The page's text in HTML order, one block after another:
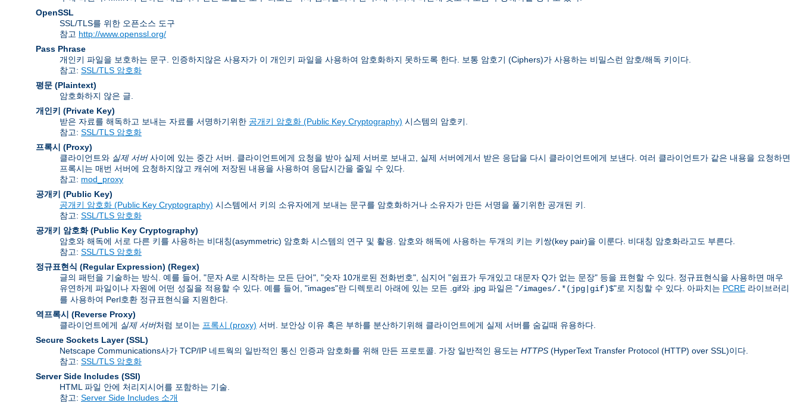
OpenSSL
SSL/TLS를 위한 오픈소스 도구
참고 http://www.openssl.org/
Pass Phrase
개인키 파일을 보호하는 문구. 인증하지않은 사용자가 이 개인키 파일을 사용하여 암호화하지 못하도록 한다. 보통 암호기 (Ciphers)가 사용하는 비밀스런 암호/해독 키이다.
참고: SSL/TLS 암호화
평문 (Plaintext)
암호화하지 않은 글.
개인키 (Private Key)
받은 자료를 해독하고 보내는 자료를 서명하기위한 공개키 암호화 (Public Key Cryptography) 시스템의 암호키.
참고: SSL/TLS 암호화
프록시 (Proxy)
클라이언트와 실제 서버사이에 있는 중간 서버. 클라이언트에게 요청을 받아 실제 서버로 보내고, 실제 서버에게서 받은 응답을 다시 클라이언트에게 보낸다. 여러 클라이언트가 같은 내용을 요청하면
프록시는 매번 서버에 요청하지않고 캐쉬에 저장된 내용을 사용하여 응답시간을 줄일 수 있다.
참고: mod_proxy
공개키 (Public Key)
공개키 암호화 (Public Key Cryptography) 시스템에서 키의 소유자에게 보내는 문구를 암호화하거나 소유자가 만든 서명을 풀기위한 공개된 키.
참고: SSL/TLS 암호화
공개키 암호화 (Public Key Cryptography)
암호와 해독에 서로 다른 키를 사용하는 비대칭(asymmetric) 암호화 시스템의 연구 및 활용. 암호와 해독에 사용하는 두개의 키는 키쌍(key pair)을 이룬다. 비대칭 암호화라고도 부른다.
참고: SSL/TLS 암호화
정규표현식 (Regular Expression) (Regex)
글의 패턴을 기술하는 방식. 예를 들어, "문자 A로 시작하는 모든 단어", "숫자 10개로된 전화번호", 심지어 "쉼표가 두개있고 대문자 Q가 없는 문장" 등을 표현할 수 있다. 정규표현식을 사용하면 매우
유연하게 파일이나 자원에 어떤 성질을 적용할 수 있다. 예를 들어, "images"란 디렉토리 아래에 있는 모든 .gif와 .jpg 파일은 "/images/.*(jpg|gif)$"로 지칭할 수 있다. 아파치는 PCRE 라이브러리
를 사용하여 Perl호환 정규표현식을 지원한다.
역프록시 (Reverse Proxy)
클라이언트에게 실제 서버처럼 보이는 프록시 (proxy) 서버. 보안상 이유 혹은 부하를 분산하기위해 클라이언트에게 실제 서버를 숨길때 유용하다.
Secure Sockets Layer (SSL)
Netscape Communications사가 TCP/IP 네트웍의 일반적인 통신 인증과 암호화를 위해 만든 프로토콜. 가장 일반적인 용도는 HTTPS (HyperText Transfer Protocol (HTTP) over SSL)이다.
참고: SSL/TLS 암호화
Server Side Includes (SSI)
HTML 파일 안에 처리지시어를 포함하는 기술.
참고: Server Side Includes 소개